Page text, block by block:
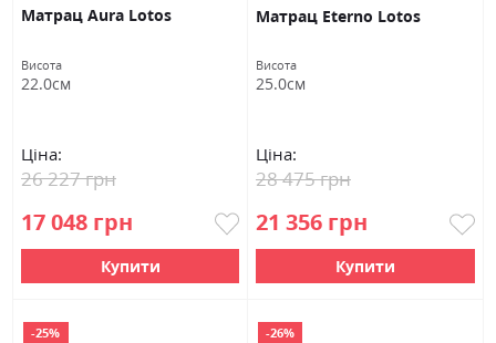
Матрац Aura Lotos
Висота
22.0см
Ціна:
17 048 грн
26 227 грн
Купити
Матрац Eterno Lotos
Висота
25.0см
Ціна:
21 356 грн
28 475 грн
Купити
-25% -26%